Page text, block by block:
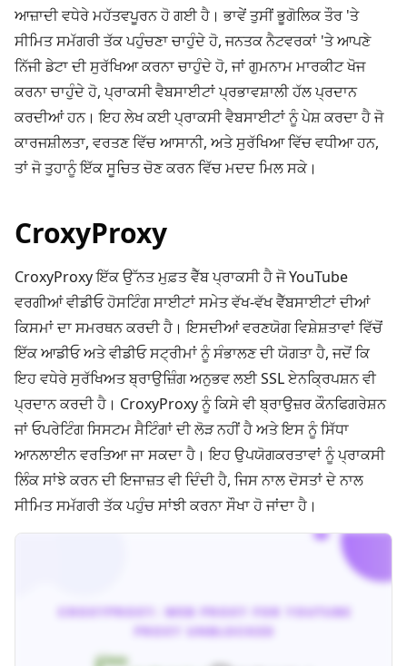
ਆਜ਼ਾਦੀ ਵਧੇਰੇ ਮਹੱਤਵਪੂਰਨ ਹੋ ਗਈ ਹੈ। ਭਾਵੇਂ ਤੁਸੀਂ ਭੂਗੋਲਿਕ ਤੌਰ 'ਤੇ
ਸੀਮਿਤ ਸਮੱਗਰੀ ਤੱਕ ਪਹੁੰਚਣਾ ਚਾਹੁੰਦੇ ਹੋ, ਜਨਤਕ ਨੈਟਵਰਕਾਂ 'ਤੇ ਆਪਣੇ
ਨਿੱਜੀ ਡੇਟਾ ਦੀ ਸੁਰੱਖਿਆ ਕਰਨਾ ਚਾਹੁੰਦੇ ਹੋ, ਜਾਂ ਗੁਮਨਾਮ ਮਾਰਕੀਟ ਖੋਜ
ਕਰਨਾ ਚਾਹੁੰਦੇ ਹੋ, ਪ੍ਰਾਕਸੀ ਵੈਬਸਾਈਟਾਂ ਪ੍ਰਭਾਵਸ਼ਾਲੀ ਹੱਲ ਪ੍ਰਦਾਨ
ਕਰਦੀਆਂ ਹਨ। ਇਹ ਲੇਖ ਕਈ ਪ੍ਰਾਕਸੀ ਵੈਬਸਾਈਟਾਂ ਨੂੰ ਪੇਸ਼ ਕਰਦਾ ਹੈ ਜੋ
ਕਾਰਜਸ਼ੀਲਤਾ, ਵਰਤਣ ਵਿੱਚ ਆਸਾਨੀ, ਅਤੇ ਸੁਰੱਖਿਆ ਵਿੱਚ ਵਧੀਆ ਹਨ,
ਤਾਂ ਜੋ ਤੁਹਾਨੂੰ ਇੱਕ ਸੂਚਿਤ ਚੋਣ ਕਰਨ ਵਿੱਚ ਮਦਦ ਮਿਲ ਸਕੇ।
CroxyProxy
CroxyProxy ਇੱਕ ਉੱਨਤ ਮੁਫ਼ਤ ਵੈੱਬ ਪ੍ਰਾਕਸੀ ਹੈ ਜੋ YouTube
ਵਰਗੀਆਂ ਵੀਡੀਓ ਹੋਸਟਿੰਗ ਸਾਈਟਾਂ ਸਮੇਤ ਵੱਖ-ਵੱਖ ਵੈੱਬਸਾਈਟਾਂ ਦੀਆਂ
ਕਿਸਮਾਂ ਦਾ ਸਮਰਥਨ ਕਰਦੀ ਹੈ। ਇਸਦੀਆਂ ਵਰਣਯੋਗ ਵਿਸ਼ੇਸ਼ਤਾਵਾਂ ਵਿੱਚੋਂ
ਇੱਕ ਆਡੀਓ ਅਤੇ ਵੀਡੀਓ ਸਟ੍ਰੀਮਾਂ ਨੂੰ ਸੰਭਾਲਣ ਦੀ ਯੋਗਤਾ ਹੈ, ਜਦੋਂ ਕਿ
ਇਹ ਵਧੇਰੇ ਸੁਰੱਖਿਅਤ ਬ੍ਰਾਉਜ਼ਿੰਗ ਅਨੁਭਵ ਲਈ SSL ਏਨਕ੍ਰਿਪਸ਼ਨ ਵੀ
ਪ੍ਰਦਾਨ ਕਰਦੀ ਹੈ। CroxyProxy ਨੂੰ ਕਿਸੇ ਵੀ ਬ੍ਰਾਉਜ਼ਰ ਕੌਨਫਿਗਰੇਸ਼ਨ
ਜਾਂ ਓਪਰੇਟਿੰਗ ਸਿਸਟਮ ਸੈਟਿੰਗਾਂ ਦੀ ਲੋੜ ਨਹੀਂ ਹੈ ਅਤੇ ਇਸ ਨੂੰ ਸਿੱਧਾ
ਆਨਲਾਈਨ ਵਰਤਿਆ ਜਾ ਸਕਦਾ ਹੈ। ਇਹ ਉਪਯੋਗਕਰਤਾਵਾਂ ਨੂੰ ਪ੍ਰਾਕਸੀ
ਲਿੰਕ ਸਾਂਝੇ ਕਰਨ ਦੀ ਇਜਾਜ਼ਤ ਵੀ ਦਿੰਦੀ ਹੈ, ਜਿਸ ਨਾਲ ਦੋਸਤਾਂ ਦੇ ਨਾਲ
ਸੀਮਿਤ ਸਮੱਗਰੀ ਤੱਕ ਪਹੁੰਚ ਸਾਂਝੀ ਕਰਨਾ ਸੌਖਾ ਹੋ ਜਾਂਦਾ ਹੈ।